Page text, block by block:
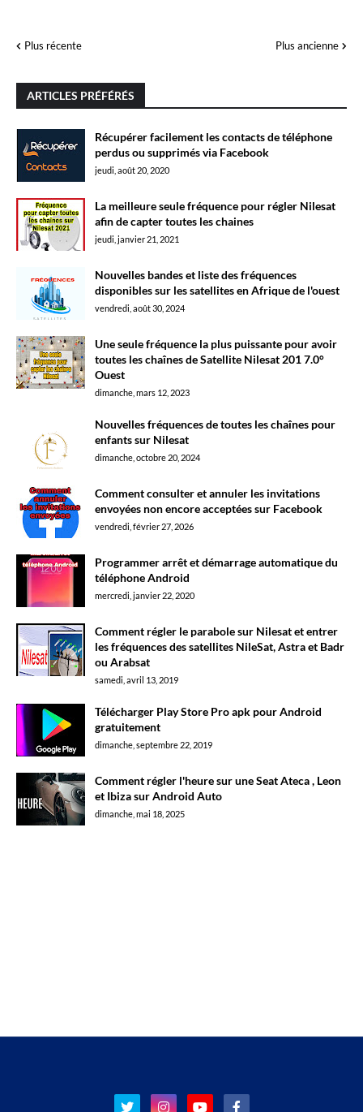
Plus récente Plus ancienne
ARTICLES PRÉFÉRÉS
Récupérer facilement les contacts de téléphone
perdus ou supprimés via Facebook
jeudi, août 20, 2020
La meilleure seule fréquence pour régler Nilesat
afin de capter toutes les chaines
jeudi, janvier 21, 2021
Nouvelles bandes et liste des fréquences
disponibles sur les satellites en Afrique de l'ouest
vendredi, août 30, 2024
Une seule fréquence la plus puissante pour avoir
toutes les chaînes de Satellite Nilesat 201 7.0°
Ouest
dimanche, mars 12, 2023
Nouvelles fréquences de toutes les chaînes pour
enfants sur Nilesat
dimanche, octobre 20, 2024
Comment consulter et annuler les invitations
envoyées non encore acceptées sur Facebook
vendredi, février 27, 2026
Programmer arrêt et démarrage automatique du
téléphone Android
mercredi, janvier 22, 2020
Comment régler le parabole sur Nilesat et entrer
les fréquences des satellites NileSat, Astra et Badr
ou Arabsat
samedi, avril 13, 2019
Télécharger Play Store Pro apk pour Android
gratuitement
dimanche, septembre 22, 2019
Comment régler l'heure sur une Seat Ateca , Leon
et Ibiza sur Android Auto
dimanche, mai 18, 2025